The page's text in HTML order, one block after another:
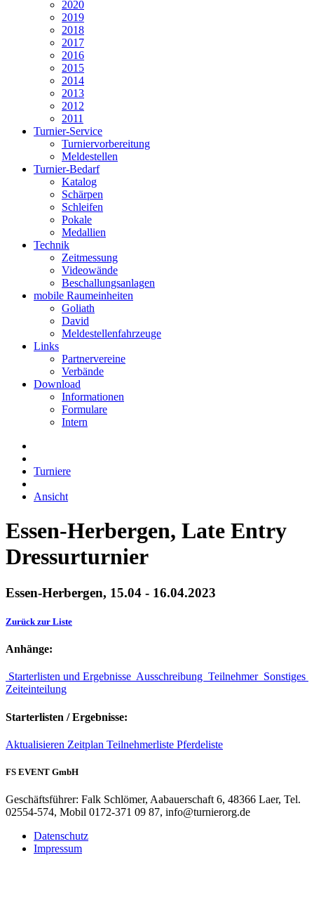
2020
2019
2018
2017
2016
2015
2014
2013
2012
2011
Turnier-Service
Turniervorbereitung
Meldestellen
Turnier-Bedarf
Katalog
Schärpen
Schleifen
Pokale
Medallien
Technik
Zeitmessung
Videowände
Beschallungsanlagen
mobile Raumeinheiten
Goliath
David
Meldestellenfahrzeuge
Links
Partnervereine
Verbände
Download
Informationen
Formulare
Intern
Turniere
Ansicht
Essen-Herbergen, Late Entry
Dressurturnier
Essen-Herbergen, 15.04 - 16.04.2023
Zurück zur Liste
Anhänge:
Starterlisten und Ergebnisse Ausschreibung Teilnehmer Sonstiges
Zeiteinteilung
Starterlisten / Ergebnisse:
Aktualisieren Zeitplan Teilnehmerliste Pferdeliste
FS EVENT GmbH
Geschäftsführer: Falk Schlömer, Aabauerschaft 6, 48366 Laer, Tel.
02554-574, Mobil 0172-371 09 87, info@turnierorg.de
Datenschutz
Impressum